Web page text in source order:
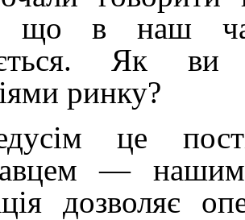
що в наш
Як ви
ринку?
це
—
дозволяє